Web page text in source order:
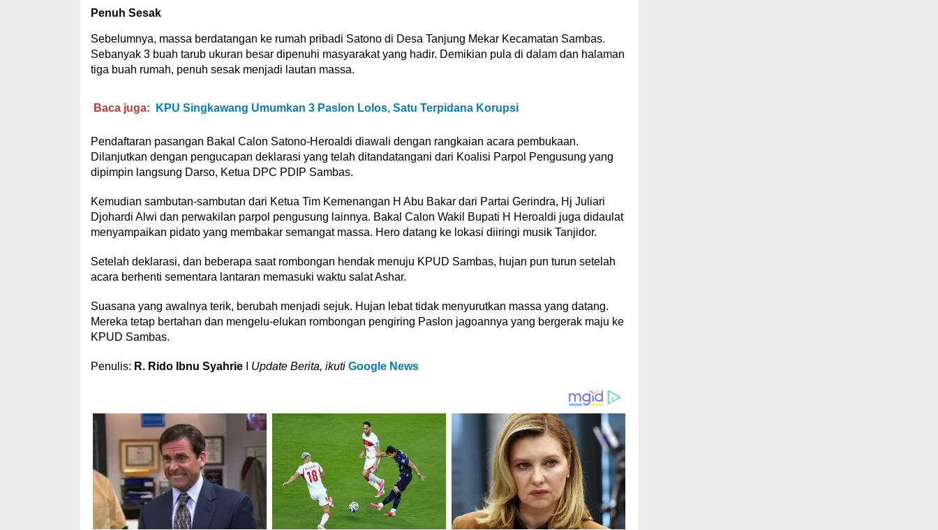
Penuh Sesak
Sebelumnya, massa berdatangan ke rumah pribadi Satono di Desa Tanjung Mekar Kecamatan Sambas.
Sebanyak 3 buah tarub ukuran besar dipenuhi masyarakat yang hadir. Demikian pula di dalam dan halaman
tiga buah rumah, penuh sesak menjadi lautan massa.
Baca juga: KPU Singkawang Umumkan 3 Paslon Lolos, Satu Terpidana Korupsi
Pendaftaran pasangan Bakal Calon Satono-Heroaldi diawali dengan rangkaian acara pembukaan.
Dilanjutkan dengan pengucapan deklarasi yang telah ditandatangani dari Koalisi Parpol Pengusung yang
dipimpin langsung Darso, Ketua DPC PDIP Sambas.
Kemudian sambutan-sambutan dari Ketua Tim Kemenangan H Abu Bakar dari Partai Gerindra, Hj Juliari
Djohardi Alwi dan perwakilan parpol pengusung lainnya. Bakal Calon Wakil Bupati H Heroaldi juga didaulat
menyampaikan pidato yang membakar semangat massa. Hero datang ke lokasi diiringi musik Tanjidor.
Setelah deklarasi, dan beberapa saat rombongan hendak menuju KPUD Sambas, hujan pun turun setelah
acara berhenti sementara lantaran memasuki waktu salat Ashar.
Suasana yang awalnya terik, berubah menjadi sejuk. Hujan lebat tidak menyurutkan massa yang datang.
Mereka tetap bertahan dan mengelu-elukan rombongan pengiring Paslon jagoannya yang bergerak maju ke
KPUD Sambas.
Penulis: R. Rido Ibnu SyahrieI Update Berita, ikuti Google News